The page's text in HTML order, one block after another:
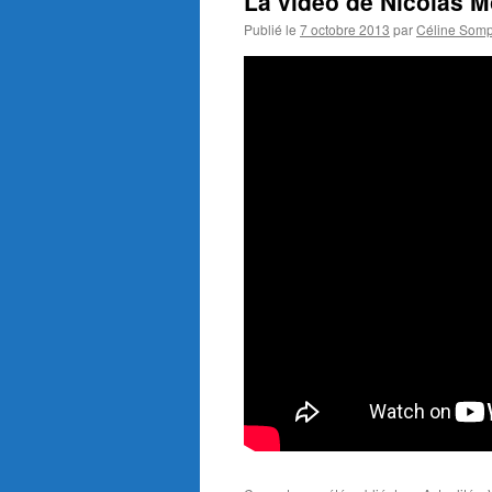
Publié le 7 octobre 2013 parCéline